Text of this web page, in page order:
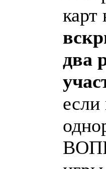
карт
два